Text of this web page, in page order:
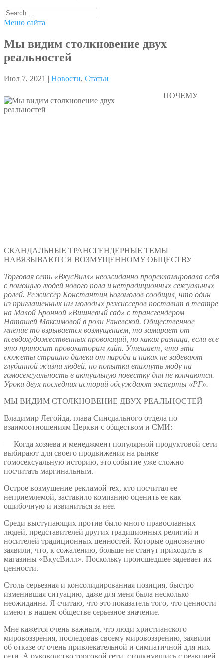
Меню сайта
Мы видим столкновение двух
реальностей
Июл 7, 2021 | Новости, Статьи
ПОЧЕМУ
СКАНДАЛЬНЫЕ ТРАНСГЕНДЕРНЫЕ ТЕМЫ
НАВЯЗЫВАЮТСЯ ВОЗМУЩЕННОМУ ОБЩЕСТВУ
Торговая сеть «ВкусВилл» неожиданно прорекламировала себя
с помощью людей нового пола и нетрадиционных сексуальных
ролей. Режиссер Константин Богомолов сообщил, что один
из приглашенных им молодых режиссеров поставит в театре
на Малой Бронной «Вишневый сад» с трансгендером
Наташей Максимовой в роли Раневской. Общественное
мнение то взрывается возмущением, то замирает от
псевдохудожественных провокаций, но какая разница, если все
это приносит провокаторам хайп. Утешает, что эти
сюжеты страшно далеки от народа и никак не задевают
глубинной жизни людей, но попытки впихнуть моду на
гомосексуальность в актуальную повестку дня не кончаются.
Уроки двух последних историй обсуждают эксперты «РГ».
МЫ ВИДИМ СТОЛКНОВЕНИЕ ДВУХ РЕАЛЬНОСТЕЙ
Владимир Легойда, глава Синодального отдела по
взаимоотношениям Церкви с обществом и СМИ:
— Когда хозяева и менеджмент популярной продуктовой сети
выбирают для своего продвижения на рынке
гомосексуальную историю, это событие уже сложно
посчитать маргинальным.
Острое возмущение рекламой тех, кто посчитал ее
неприемлемой, заставило компанию оценить ее как
ошибочную и извиниться за нее.
Среди выступающих против было много православных
людей, представителей других традиционных религий и
носителей традиционных ценностей. Которые однозначно
заявили, что, к сожалению, больше не станут приходить в
магазины «ВкусВилл». Поскольку происшедшее задевает их
ценности.
Столь серьезная и консолидированная позиция, быстро
изменившая ситуацию, даже для меня была несколько
неожиданна. Я считаю, что это показатель того, что ценности
имеют в нашем обществе серьезное значение.
Мне кажется очень важным, что люди христианского
мировоззрения, последовав своему мировоззрению, заявили
об отказе от очень привлекательной и симпатичной для них
сети. А руководство торговой сети, столкнувшись с реакцией